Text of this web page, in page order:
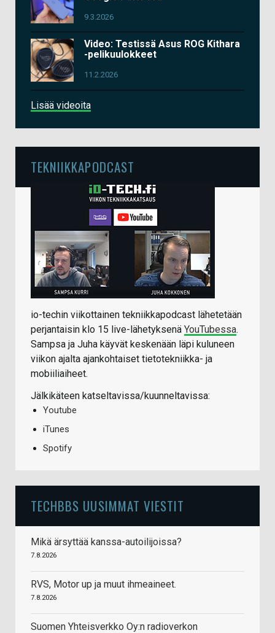
9.3.2026
Video: Testissä Asus ROG Kithara
-pelikuulokkeet
11.2.2026
Lisää videoita
TEKNIIKKAPODCAST
io-techin viikottainen tekniikkapodcast lähetetään
perjantaisin klo 15 live-lähetyksenä YouTubessa.
Sampsa ja Juha käyvät keskenään läpi kuluneen
viikon ajalta ajankohtaiset tietotekniikka- ja
mobiiliaiheet.
Jälkikäteen katseltavissa/kuunneltavissa:
Youtube
iTunes
Spotify
TECHBBS UUSIMMAT VIESTIT
Mikä ärsyttää kanssa-autoilijoissa?
7.8.2026
RVS, Motor up ja muut ihmeaineet.
7.8.2026
Suomen Yhteisverkko Oy:n radioverkon